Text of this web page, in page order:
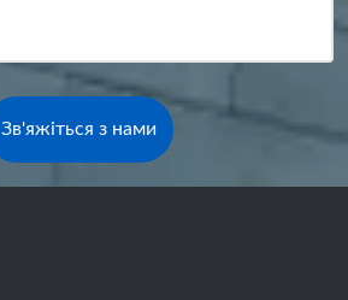
Зв'яжіться з нами